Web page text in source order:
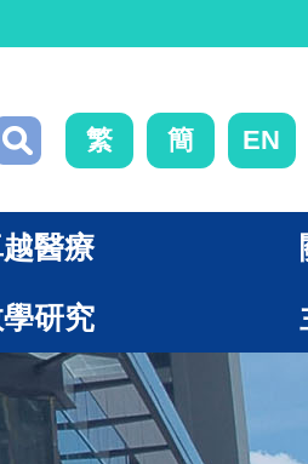
繁 簡 EN
醫療
研究